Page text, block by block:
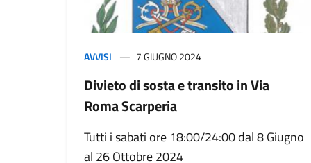
AVVISI 7 GIUGNO 2024
Divieto di sosta e transito in Via
Roma Scarperia
Tutti i sabati ore 18:00/24:00 dal 8 Giugno
al 26 Ottobre 2024